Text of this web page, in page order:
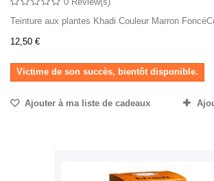
Teinture aux plantes Khadi Couleur Marron
12,50 €
Victime de son succès, bientôt disponible.
Ajouter à ma liste de cadeaux